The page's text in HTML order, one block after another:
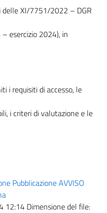
delle XI/7751/2022 – DGR
esercizio 2024), in
i requisiti di accesso, le
i criteri di valutazione e le
Pubblicazione AVVISO
12:14 Dimensione del file: